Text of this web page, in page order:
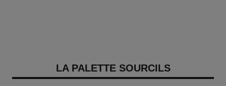
LA PALETTE SOURCILS